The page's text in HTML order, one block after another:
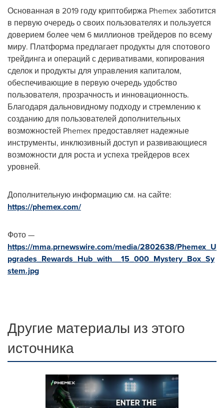
Основанная в 2019 году криптобиржа Phemex заботится
в первую очередь о своих пользователях и пользуется
доверием более чем 6 миллионов трейдеров по всему
миру. Платформа предлагает продукты для спотового
трейдинга и операций с деривативами, копирования
сделок и продукты для управления капиталом,
обеспечивающие в первую очередь удобство
пользователя, прозрачность и инновационность.
Благодаря дальновидному подходу и стремлению к
созданию для пользователей дополнительных
возможностей Phemex предоставляет надежные
инструменты, инклюзивный доступ и развивающиеся
возможности для роста и успеха трейдеров всех
уровней.
Дополнительную информацию см. на сайте:
https://phemex.com/
Фото —
https://mma.prnewswire.com/media/2802638/Phemex_U
pgrades_Rewards_Hub_with__15_000_Mystery_Box_Sy
stem.jpg
Другие материалы из этого
источника